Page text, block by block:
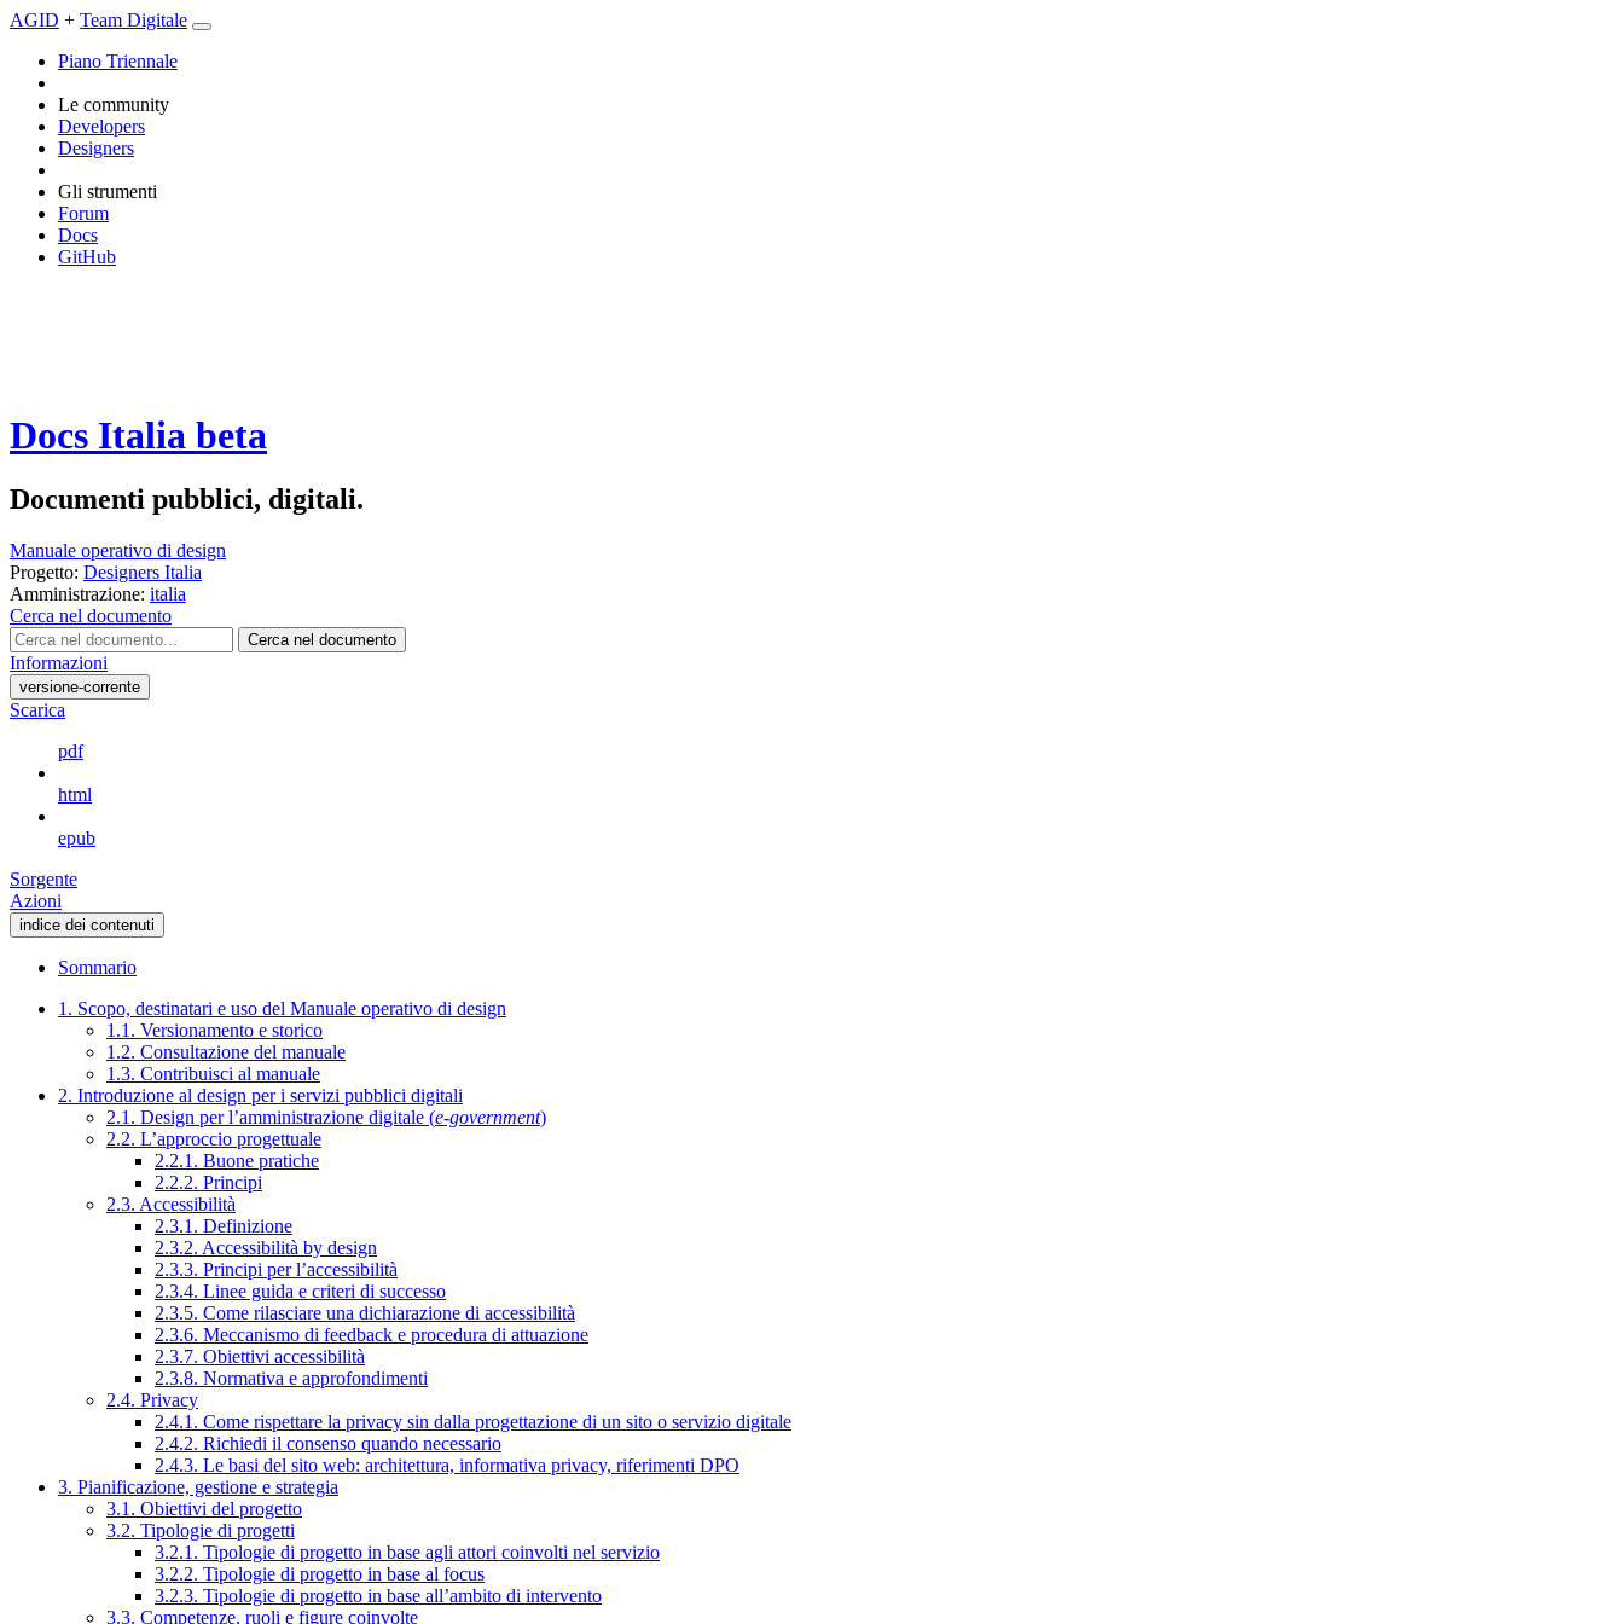
AGID + Team Digitale
Piano Triennale
Le community
Developers
Designers
Gli strumenti
Forum
Docs
GitHub
Docs Italia beta
Documenti pubblici, digitali.
Manuale operativo di design
Progetto: Designers Italia
Amministrazione: italia
Cerca nel documento
Cerca nel documento
Informazioni
versione-corrente
Scarica
pdf
html
epub
Sorgente
Azioni
indice dei contenuti
Sommario
1. Scopo, destinatari e uso del Manuale operativo di design
1.1. Versionamento e storico
1.2. Consultazione del manuale
1.3. Contribuisci al manuale
2. Introduzione al design per i servizi pubblici digitali
2.1. Design per l’amministrazione digitale (e-government)
2.2. L’approccio progettuale
2.2.1. Buone pratiche
2.2.2. Principi
2.3. Accessibilità
2.3.1. Definizione
2.3.2. Accessibilità by design
2.3.3. Principi per l’accessibilità
2.3.4. Linee guida e criteri di successo
2.3.5. Come rilasciare una dichiarazione di accessibilità
2.3.6. Meccanismo di feedback e procedura di attuazione
2.3.7. Obiettivi accessibilità
2.3.8. Normativa e approfondimenti
2.4. Privacy
2.4.1. Come rispettare la privacy sin dalla progettazione di un sito o servizio digitale
2.4.2. Richiedi il consenso quando necessario
2.4.3. Le basi del sito web: architettura, informativa privacy, riferimenti DPO
3. Pianificazione, gestione e strategia
3.1. Obiettivi del progetto
3.2. Tipologie di progetti
3.2.1. Tipologie di progetto in base agli attori coinvolti nel servizio
3.2.2. Tipologie di progetto in base al focus
3.2.3. Tipologie di progetto in base all’ambito di intervento
3.3. Competenze, ruoli e figure coinvolte